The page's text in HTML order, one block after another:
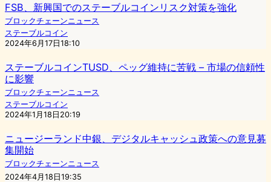
FSB、新興国でのステーブルコインリスク対策を強化
ブロックチェーンニュース
ステーブルコイン
2024年6月17日18:10
ステーブルコインTUSD、ペッグ維持に苦戦 – 市場の信頼性
に影響
ブロックチェーンニュース
ステーブルコイン
2024年1月18日20:19
ニュージーランド中銀、デジタルキャッシュ政策への意見募
集開始
ブロックチェーンニュース
2024年4月18日19:35